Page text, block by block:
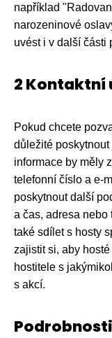
například
narozeninové
uvést i v další části
2 Kontaktní
Pokud chcete
důležité
informace by měly
telefonní číslo a e-
poskytnout další
a čas, adresa nebo
také sdílet s hosty
zajistit si, aby
hostitele s
s akcí.